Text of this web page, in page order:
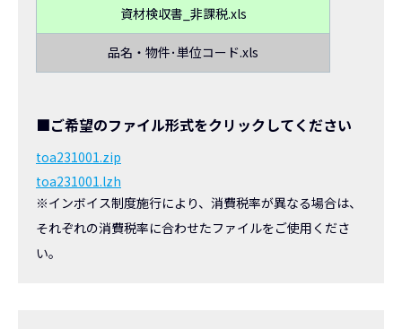
資材検収書_非課税.xls
品名・物件･単位コード.xls
■ご希望のファイル形式をクリックしてください
toa231001.zip
toa231001.lzh
※インボイス制度施行により、消費税率が異なる場合は、
それぞれの消費税率に合わせたファイルをご使用くださ
い。